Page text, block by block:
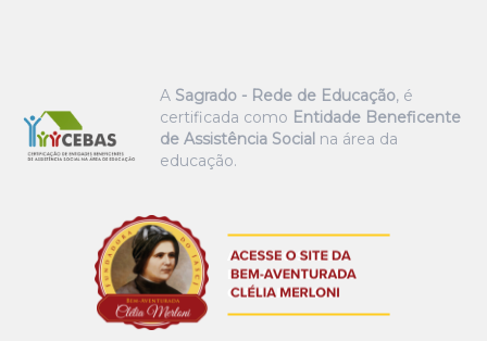
A Sagrado - Rede de Educação, é
certificada como Entidade Beneficente
de Assistência Social na área da
educação.